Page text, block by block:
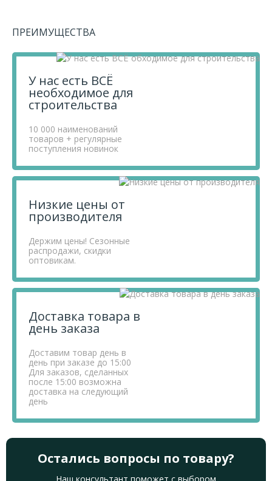
товар Гидроуровень,удлиненная колба, рельефная
градуировка, 10м Matrix по выгодной цене! Также вы
можете посмотреть другие товары категории
Гидроуровни
Измерительный
инструментпо цене от 110 ₽ ,
расходникипо цене от 15 ₽ .
Приобретая продукцию в нашем магазине, вы получаете
товары высокого качества по выгодным ценам, так как
мы проводим детальный анализ рынка, придерживаемся
минимальных розничных цен и выбираем надежных
Чтобы купить товар Гидроуровень,удлиненная колба,
рельефная градуировка, 10м Matrix, перенесите его в
«Корзину» и оформите свой заказ.
Если у вас остались вопросы, вы можете задать их по
телефону+7 812 740 68 02
сайте.
ПРЕИМУЩЕСТВА
У нас есть ВСЁ
необходимое для
строительства
10 000 наименований
товаров + регулярные
поступления новинок
Низкие цены от
производителя
Держим цены! Сезонные
распродажи, скидки
оптовикам.
Доставка товара в
день заказа
Доставим товар день в
день при заказе до 15:00
Для заказов, сделанных
после 15:00 возможна
доставка на следующий
день
Остались вопросы по товару?
Наш консультант поможет с выбором